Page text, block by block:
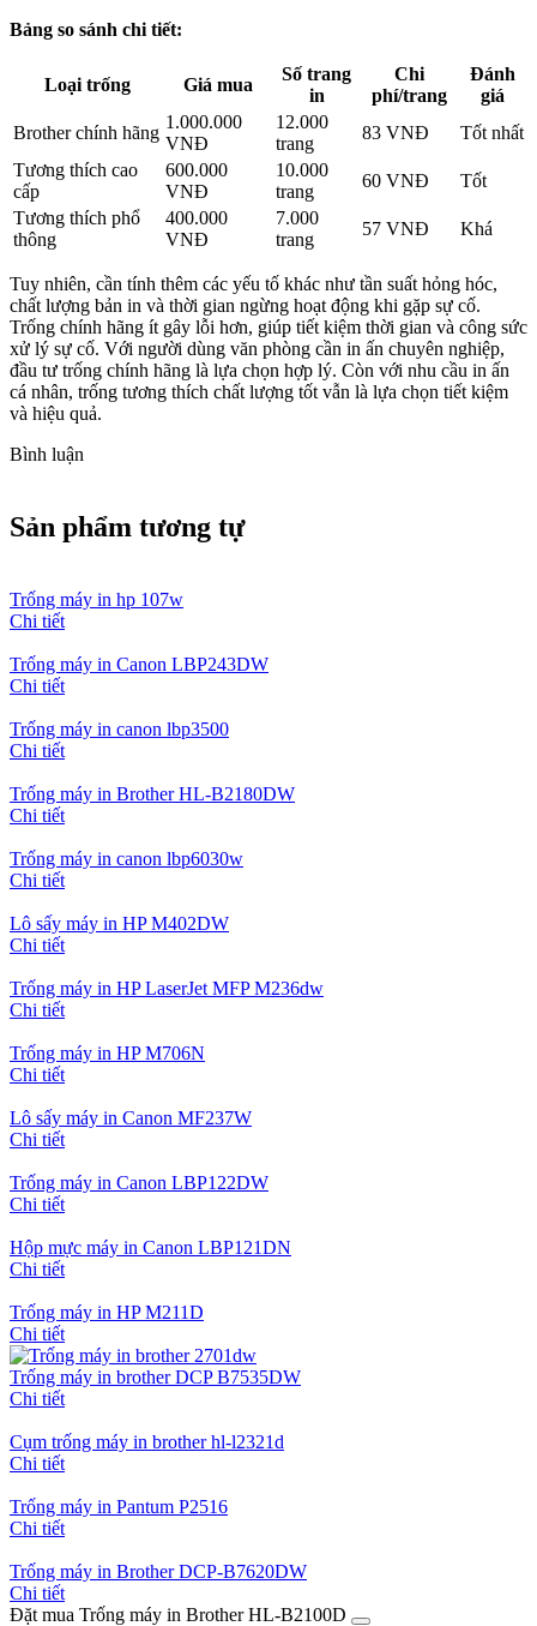
Bảng so sánh chi tiết:
Loại trống Giá mua
Số trang
in
Chi
phí/trang
Đánh
giá
Brother chính hãng
1.000.000
VNĐ
12.000
trang
83 VNĐ
Tốt nhất
Tương thích cao
cấp
600.000
VNĐ
10.000
trang
60 VNĐ
Tốt
Tương thích phổ
thông
400.000
VNĐ
7.000
trang
57 VNĐ Khá
Tuy nhiên, cần tính thêm các yếu tố khác như tần suất hỏng hóc,
chất lượng bản in và thời gian ngừng hoạt động khi gặp sự cố.
Trống chính hãng ít gây lỗi hơn, giúp tiết kiệm thời gian và công sức
xử lý sự cố. Với người dùng văn phòng cần in ấn chuyên nghiệp,
đầu tư trống chính hãng là lựa chọn hợp lý. Còn với nhu cầu in ấn
cá nhân, trống tương thích chất lượng tốt vẫn là lựa chọn tiết kiệm
và hiệu quả.
Bình luận
Sản phẩm tương tự
Trống máy in hp 107w
Chi tiết
Trống máy in Canon LBP243DW
Chi tiết
Trống máy in canon lbp3500
Chi tiết
Trống máy in Brother HL-B2180DW
Chi tiết
Trống máy in canon lbp6030w
Chi tiết
Lô sấy máy in HP M402DW
Chi tiết
Trống máy in HP LaserJet MFP M236dw
Chi tiết
Trống máy in HP M706N
Chi tiết
Lô sấy máy in Canon MF237W
Chi tiết
Trống máy in Canon LBP122DW
Chi tiết
Hộp mực máy in Canon LBP121DN
Chi tiết
Trống máy in HP M211D
Chi tiết
Trống máy in brother DCP B7535DW
Chi tiết
Cụm trống máy in brother hl-l2321d
Chi tiết
Trống máy in Pantum P2516
Chi tiết
Trống máy in Brother DCP-B7620DW
Chi tiết
Đặt mua Trống máy in Brother HL-B2100D